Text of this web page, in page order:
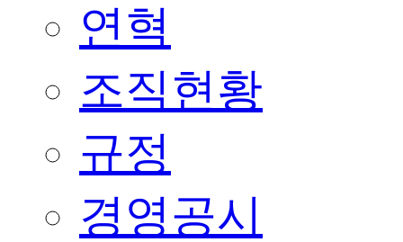
연혁
조직현황
규정
경영공시